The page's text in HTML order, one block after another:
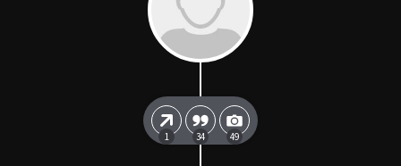
1 34 49